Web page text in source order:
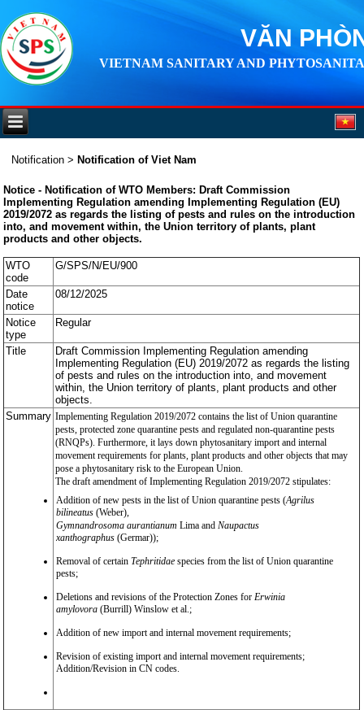
VĂN
VIETNAM SANITARY AND
Notification > Notification of Viet Nam
Notice - Notification of WTO Members: Draft Commission
Implementing Regulation amending Implementing Regulation (EU)
2019/2072 as regards the listing of pests and rules on the introduction
into, and movement within, the Union territory of plants, plant
products and other objects.
WTO
code
G/SPS/N/EU/900
Date
notice
08/12/2025
Notice
type
Regular
Title
Draft Commission Implementing Regulation amending
Implementing Regulation (EU) 2019/2072 as regards the listing
of pests and rules on the introduction into, and movement
within, the Union territory of plants, plant products and other
objects.
Summary Implementing Regulation 2019/2072 contains the list of Union quarantine
pests, protected zone quarantine pests and regulated non-quarantine pests
(RNQPs). Furthermore, it lays down phytosanitary import and internal
movement requirements for plants, plant products and other objects that may
pose a phytosanitary risk to the European Union.
The draft amendment of Implementing Regulation 2019/2072 stipulates:
Addition of new pests in the list of Union quarantine pests (Agrilus
bilineatus(Weber),
Gymnandrosoma aurantianumLima andNaupactus
xanthographus(Germar));
Removal of certainTephritidaespecies from the list of Union quarantine
pests;
Deletions and revisions of the Protection Zones forErwinia
amylovora(Burrill) Winslow et al.;
Addition of new import and internal movement requirements;
Revision of existing import and internal movement requirements;
Addition/Revision in CN codes.